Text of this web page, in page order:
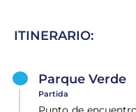
ITINERARIO:
Parque Verde
Partida